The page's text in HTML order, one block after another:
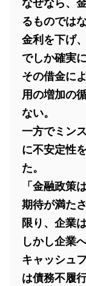
なぜなら、
るものではな
金利を下げ
でしか確実
その借金に
用の増加の
ない。
一方でミン
に不安定性
た。
「金融政策
期待が満た
限り、企業
しかし企業
キャッシュ
は債務不履